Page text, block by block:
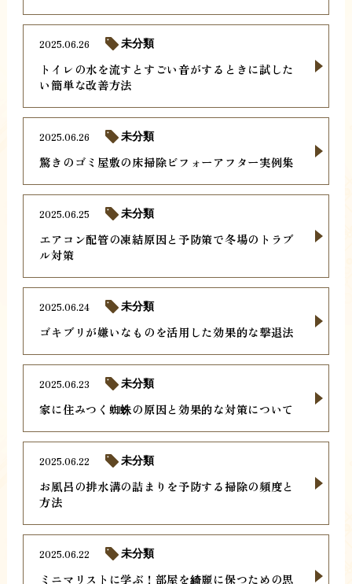
トイレの水を流すとすごい音がするときに試した
い簡単な改善方法
2025.06.26 未分類
驚きのゴミ屋敷の床掃除ビフォーアフター実例集
2025.06.26 未分類
エアコン配管の凍結原因と予防策で冬場のトラブ
ル対策
2025.06.25 未分類
ゴキブリが嫌いなものを活用した効果的な撃退法
2025.06.24 未分類
家に住みつく蜘蛛の原因と効果的な対策について
2025.06.23 未分類
お風呂の排水溝の詰まりを予防する掃除の頻度と
方法
2025.06.22 未分類
ミニマリストに学ぶ！部屋を綺麗に保つための思
2025.06.22 未分類